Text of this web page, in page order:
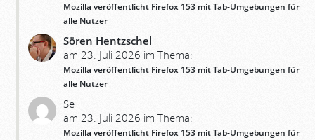
Mozilla veröffentlicht Firefox 153 mit Tab-Umgebungen für
alle Nutzer
Sören Hentzschel
am 23. Juli 2026 im Thema:
Mozilla veröffentlicht Firefox 153 mit Tab-Umgebungen für
alle Nutzer
Se
am 23. Juli 2026 im Thema:
Mozilla veröffentlicht Firefox 153 mit Tab-Umgebungen für